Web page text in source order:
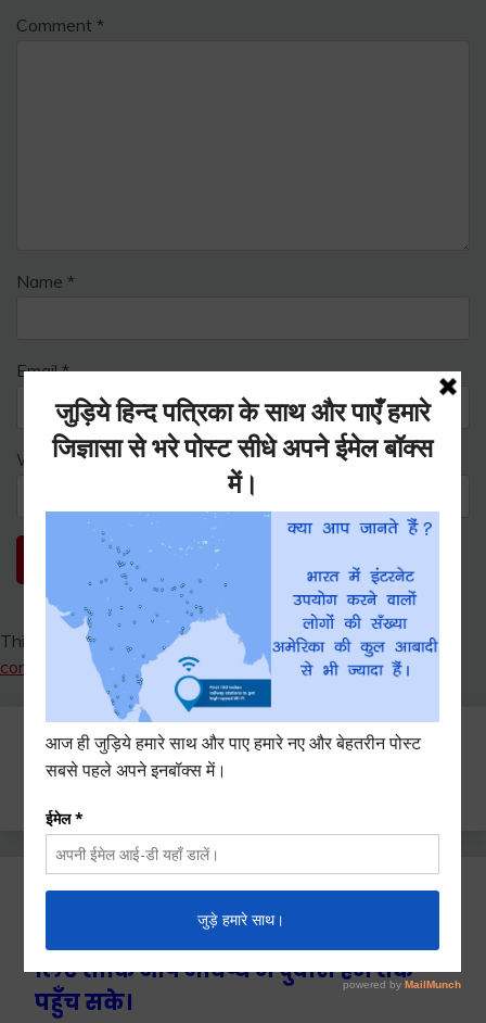
Comment *
Name *
Email*
Website
This site uses Akismet to reduce spam.Learn how your
comment data is processed.
Search
for:
Ctrl+D दबाएँ हमे बुकमार्क / सेव करने के
लिए ताकि आप भविष्य में दुबारा हम तक
पहुँच सके।